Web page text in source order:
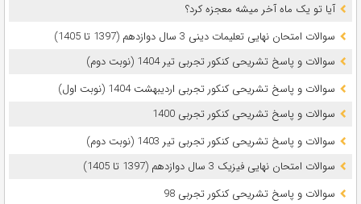
آیا تو یک ماه آخر میشه معجزه کرد؟
سوالات امتحان نهایی تعلیمات دینی 3 سال دوازدهم (1397 تا 1405)
سوالات و پاسخ تشریحی کنکور تجربی تیر 1404 (نوبت دوم)
سوالات و پاسخ تشریحی کنکور تجربی اردیبهشت 1404 (نوبت اول)
سوالات و پاسخ تشریحی کنکور تجربی 1400
سوالات و پاسخ تشریحی کنکور تجربی تیر 1403 (نوبت دوم)
سوالات امتحان نهایی فیزیک 3 سال دوازدهم (1397 تا 1405)
سوالات و پاسخ تشریحی کنکور تجربی 98